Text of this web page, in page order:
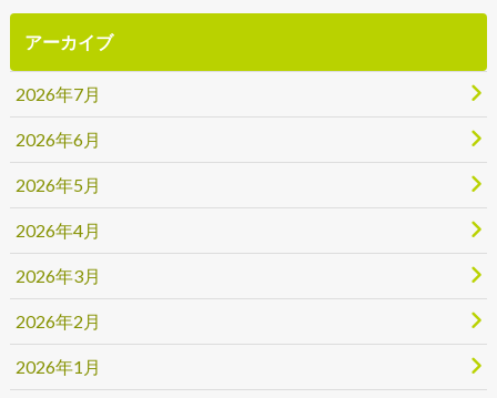
アーカイブ
2026年7月
2026年6月
2026年5月
2026年4月
2026年3月
2026年2月
2026年1月